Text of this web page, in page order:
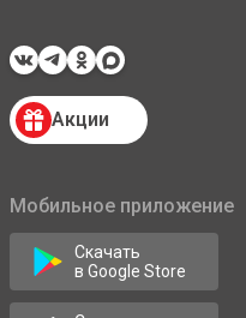
Акции
Мобильное приложение
Скачать
в Google Store